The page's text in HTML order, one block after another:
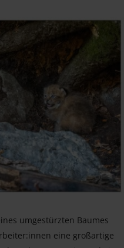
umgestürzten Baumes
eine großartige